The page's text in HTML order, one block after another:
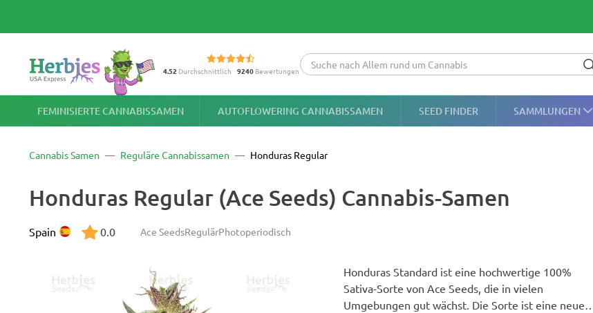
4.52 Durchschnittlich 9240Bewertungen
FEMINISIERTE CANNABISSAMEN AUTOFLOWERING CANNABISSAMEN SEED FINDER SAMMLUNGEN
Cannabis Samen Reguläre Cannabissamen Honduras Regular
Honduras Regular (Ace Seeds) Cannabis-Samen
Ace SeedsRegulärPhotoperiodisch
Spain 0.0
Honduras Standard ist eine hochwertige 100%
Sativa-Sorte von Ace Seeds, die in vielen
Umgebungen gut wächst. Die Sorte ist eine neue